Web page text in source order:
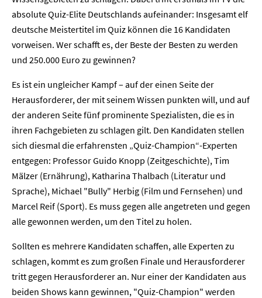
absolute Quiz-Elite Deutschlands aufeinander: Insgesamt elf
deutsche Meistertitel im Quiz können die 16 Kandidaten
vorweisen. Wer schafft es, der Beste der Besten zu werden
und 250.000 Euro zu gewinnen?
Es ist ein ungleicher Kampf – auf der einen Seite der
Herausforderer, der mit seinem Wissen punkten will, und auf
der anderen Seite fünf prominente Spezialisten, die es in
ihren Fachgebieten zu schlagen gilt. Den Kandidaten stellen
sich diesmal die erfahrensten „Quiz-Champion“-Experten
entgegen: Professor Guido Knopp (Zeitgeschichte), Tim
Mälzer (Ernährung), Katharina Thalbach (Literatur und
Sprache), Michael "Bully" Herbig (Film und Fernsehen) und
Marcel Reif (Sport). Es muss gegen alle angetreten und gegen
alle gewonnen werden, um den Titel zu holen.
Sollten es mehrere Kandidaten schaffen, alle Experten zu
schlagen, kommt es zum großen Finale und Herausforderer
tritt gegen Herausforderer an. Nur einer der Kandidaten aus
beiden Shows kann gewinnen, "Quiz-Champion" werden